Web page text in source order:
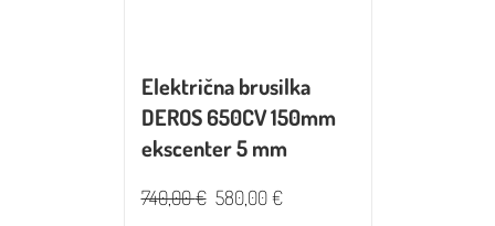
Električna brusilka
DEROS 650CV 150mm
ekscenter 5 mm
740,00€ 580,00€